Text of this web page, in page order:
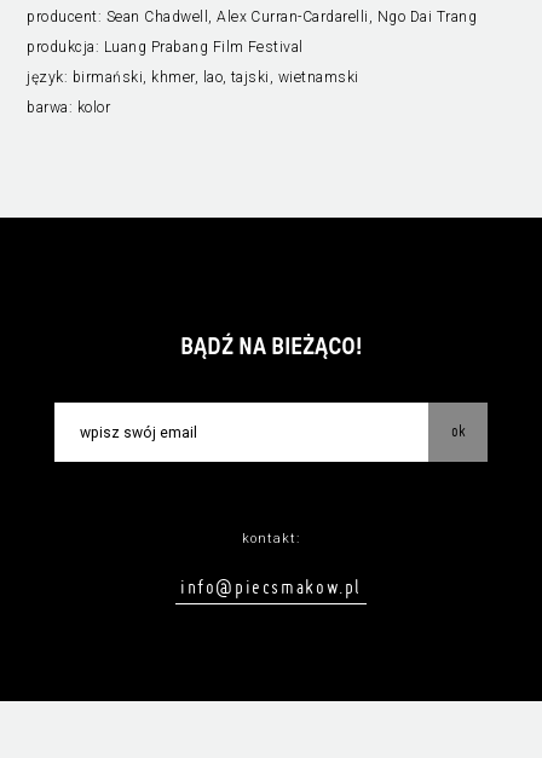
producent: Sean Chadwell, Alex Curran-Cardarelli, Ngo Dai Trang
produkcja: Luang Prabang Film Festival
język: birmański, khmer, lao, tajski, wietnamski
barwa: kolor
BĄDŹ NA BIEŻĄCO!
ok
kontakt:
info@piecsmakow.pl